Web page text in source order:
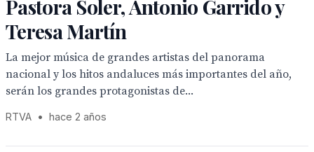
Pastora Soler, Antonio Garrido y
Teresa Martín
La mejor música de grandes artistas del panorama
nacional y los hitos andaluces más importantes del año,
serán los grandes protagonistas de...
RTVA • hace 2 años